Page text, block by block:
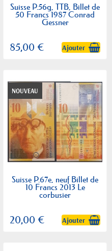
Suisse P.56g, TTB, Billet de
50 Francs 1987 Conrad
Gessner
85,00 € Ajouter
NOUVEAU
Suisse P.67e, neuf Billet de
10 Francs 2013 Le
corbusier
20,00 € Ajouter